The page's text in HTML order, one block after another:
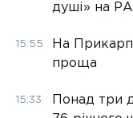
душі» на
15:55
На
проща
15:33
Понад три